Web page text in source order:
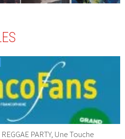
PARTY, Une Touche